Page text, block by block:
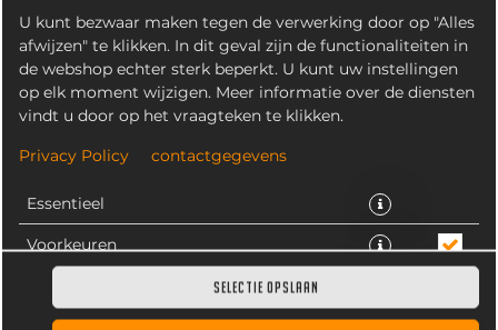
U kunt bezwaar maken tegen de verwerking door op "Alles
afwijzen" te klikken. In dit geval zijn de functionaliteiten in
de webshop echter sterk beperkt. U kunt uw instellingen
op elk moment wijzigen. Meer informatie over de diensten
vindt u door op het vraagteken te klikken.
Privacy Policy contactgegevens
Essentieel
Voorkeuren
SELECTIE OPSLAAN